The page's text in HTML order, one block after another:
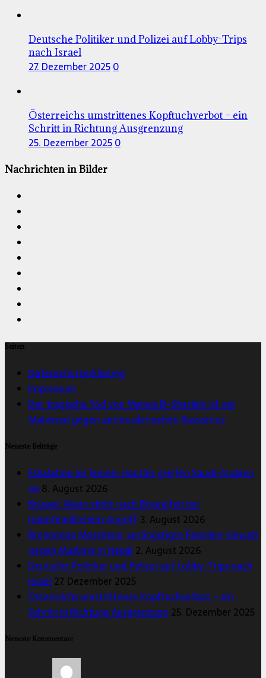
Deutsche Politiker und Polizei auf Lobby-Trips
nach Israel
27. Dezember 20250
Österreichs umstrittenes Kopftuchverbot – ein
Schritt in Richtung Ausgrenzung
25. Dezember 20250
Nachrichten in Bilder
Seiten
Datenschutzerklärung
Impressum
Der tragische Tod von Marwa El-Sherbini ist ein
Mahnmal gegen antimuslimischen Rassismus
Neueste Beiträge
Eskalation im Jemen: Houthis greifen Saudi-Arabien
an 8. August 2026
Brüssel: Mann stirbt nach Eingreifen bei
islamfeindlichem Angriff3. August 2026
Brennende Moscheen, verängstigte Familien: Gewalt
gegen Muslime in Nepal 2. August 2026
Deutsche Politiker und Polizei auf Lobby-Trips nach
Israel 27. Dezember 2025
Österreichs umstrittenes Kopftuchverbot – ein
Schritt in Richtung Ausgrenzung 25. Dezember 2025
Neueste Kommentare